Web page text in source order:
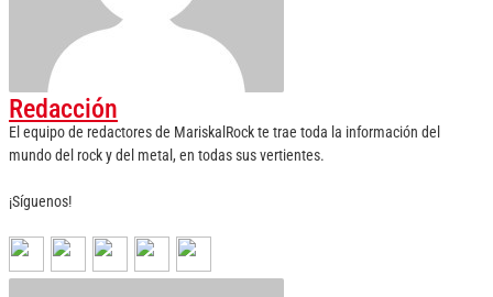
Redacción
El equipo de redactores de MariskalRock te trae toda la información del
mundo del rock y del metal, en todas sus vertientes.
¡Síguenos!